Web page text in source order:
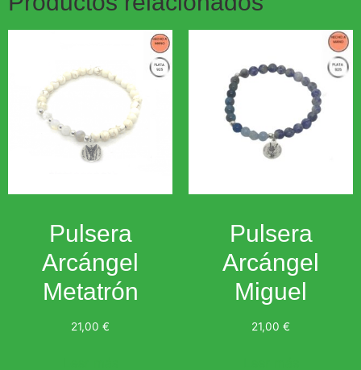
Pulsera
Arcángel
Metatrón
21,00 €
Pulsera
Arcángel
Miguel
21,00 €